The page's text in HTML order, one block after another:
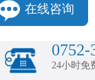
在线咨询
0752-
24小时免